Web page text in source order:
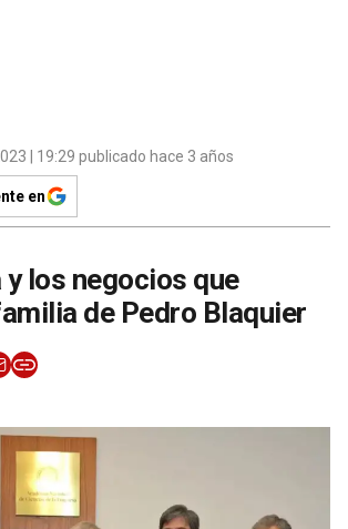
| 19:29 publicado hace 3 años
en
los negocios que
de Pedro Blaquier